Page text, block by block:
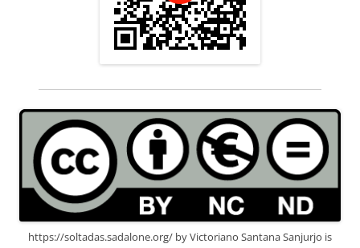
https://soltadas.sadalone.org/ byVictoriano Santana Sanjurjo is